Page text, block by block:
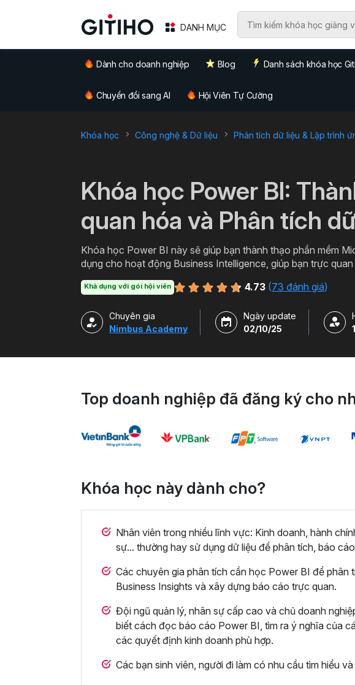
DANH MỤC
Dành cho doanh nghiệp Blog Danh sách khóa học
Chuyển đổi sang AI Hội Viên Tự Cường
Khóa học Công nghệ & Dữ liệu Phân tích dữ liệu & Lập trình
Khóa học Power BI:
quan hóa và Phân tích
Khóa học Power BI này sẽ giúp bạn thành thạo phần mềm
dụng cho hoạt động Business Intelligence, giúp bạn trực
Khả dụng với gói hội viên 4.73 (73 đánh giá)
Chuyên gia
Nimbus Academy
Ngày update
02/10/25
Top doanh nghiệp đã đăng ký cho
Khóa học này dành cho?
Nhân viên trong nhiều lĩnh vực: Kinh doanh, hành
sự... thường hay sử dụng dữ liệu để phân tích, báo
Các chuyên gia phân tích cần học Power BI để phân
Business Insights và xây dựng báo cáo trực quan.
Đội ngũ quản lý, nhân sự cấp cao và chủ doanh
biết cách đọc báo cáo Power BI, tìm ra ý nghĩa của
các quyết định kinh doanh phù hợp.
Các bạn sinh viên, người đi làm có nhu cầu tìm hiểu